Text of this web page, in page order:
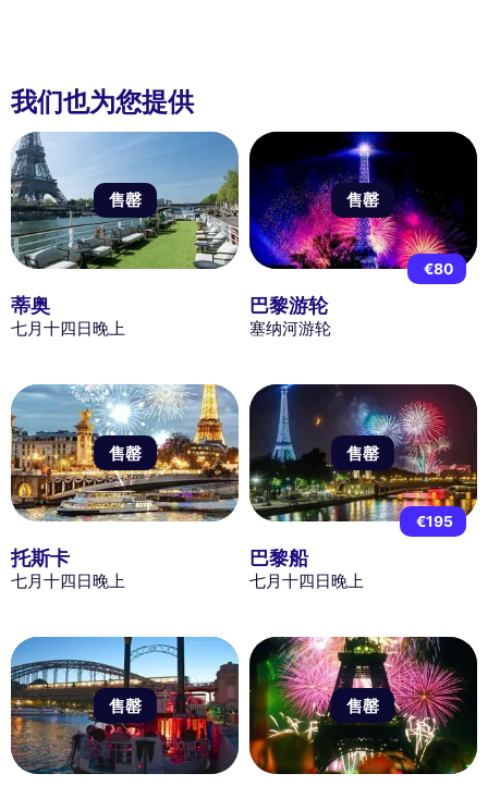
我们也为您提供
售罄
蒂奥
七月十四日晚上
售罄
€80
巴黎游轮
塞纳河游轮
售罄
托斯卡
七月十四日晚上
售罄
€195
巴黎船
七月十四日晚上
售罄 售罄